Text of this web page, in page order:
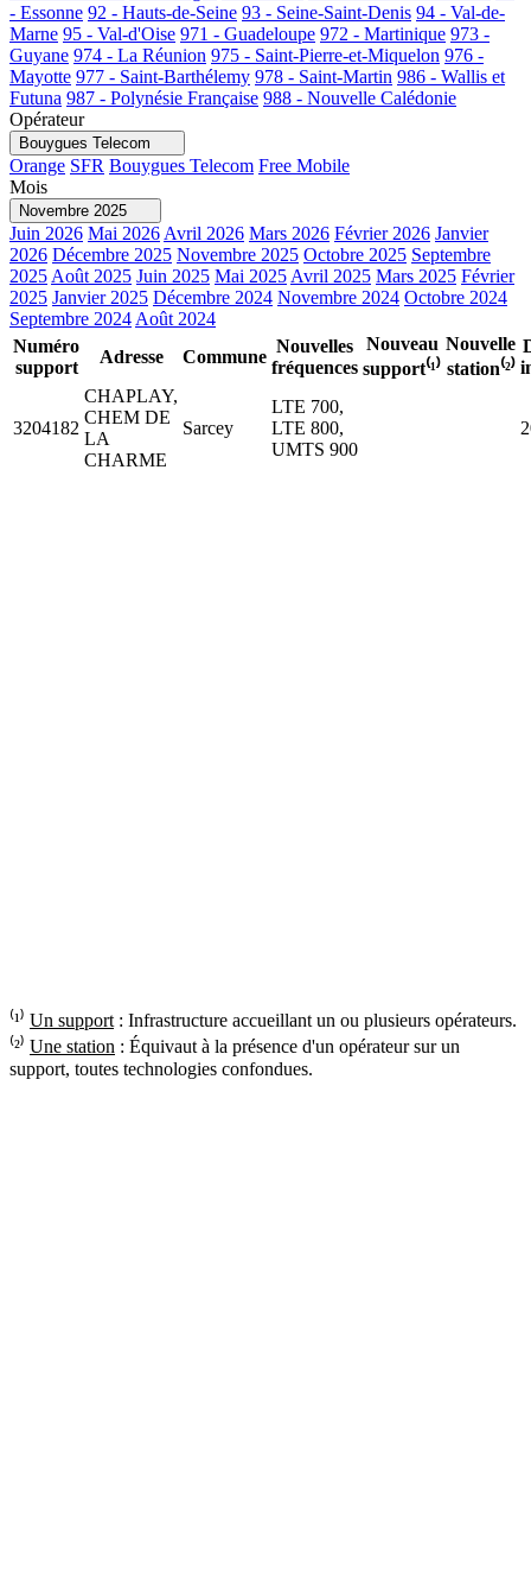
- Essonne 92 - Hauts-de-Seine 93 - Seine-Saint-Denis 94 - Val-de-
Marne 95 - Val-d'Oise 971 - Guadeloupe 972 - Martinique 973 -
Guyane 974 - La Réunion 975 - Saint-Pierre-et-Miquelon 976 -
Mayotte 977 - Saint-Barthélemy 978 - Saint-Martin 986 - Wallis et
Futuna 987 - Polynésie Française 988 - Nouvelle Calédonie
Opérateur
Bouygues Telecom
Orange SFR Bouygues Telecom Free Mobile
Mois
Novembre 2025
Juin 2026 Mai 2026 Avril 2026 Mars 2026 Février 2026 Janvier
2026 Décembre 2025 Novembre 2025 Octobre 2025 Septembre
2025 Août 2025 Juin 2025 Mai 2025 Avril 2025 Mars 2025 Février
2025 Janvier 2025 Décembre 2024 Novembre 2024 Octobre 2024
Septembre 2024 Août 2024
Numéro
support
Adresse Commune
Nouvelles
fréquences
Nouveau
support⁽¹⁾
Nouvelle
station⁽²⁾
3204182
CHAPLAY,
CHEM DE
LA
CHARME
Sarcey
LTE 700,
LTE 800,
UMTS 900
⁽¹⁾ Un support : Infrastructure accueillant un ou plusieurs opérateurs.
⁽²⁾ Une station : Équivaut à la présence d'un opérateur sur un
support, toutes technologies confondues.